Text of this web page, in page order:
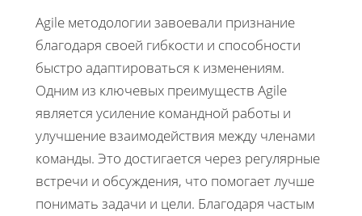
Agile методологии завоевали признание
благодаря своей гибкости и способности
быстро адаптироваться к изменениям.
Одним из ключевых преимуществ Agile
является усиление командной работы и
улучшение взаимодействия между членами
команды. Это достигается через регулярные
встречи и обсуждения, что помогает лучше
понимать задачи и цели. Благодаря частым